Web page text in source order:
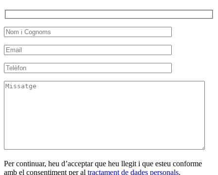
Per continuar, heu d’acceptar que heu llegit i que esteu conforme
amb el consentiment per al tractament de dades personals.